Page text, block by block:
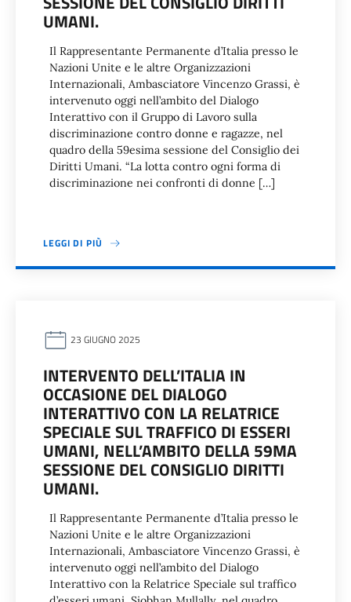
UMANI.
Il Rappresentante Permanente d’Italia presso le
Nazioni Unite e le altre Organizzazioni
Internazionali, Ambasciatore Vincenzo Grassi, è
intervenuto oggi nell’ambito del Dialogo
Interattivo con il Gruppo di Lavoro sulla
discriminazione contro donne e ragazze, nel
quadro della 59esima sessione del Consiglio dei
Diritti Umani. “La lotta contro ogni forma di
discriminazione nei confronti di donne […]
LEGGI DI PIÙ
23 GIUGNO 2025
INTERVENTO DELL’ITALIA IN
OCCASIONE DEL DIALOGO
INTERATTIVO CON LA RELATRICE
SPECIALE SUL TRAFFICO DI ESSERI
UMANI, NELL’AMBITO DELLA 59MA
SESSIONE DEL CONSIGLIO DIRITTI
UMANI.
Il Rappresentante Permanente d’Italia presso le
Nazioni Unite e le altre Organizzazioni
Internazionali, Ambasciatore Vincenzo Grassi, è
intervenuto oggi nell’ambito del Dialogo
Interattivo con la Relatrice Speciale sul traffico